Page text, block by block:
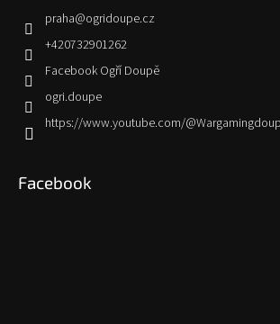
praha@ogridoupe.cz
+420732901262
Facebook Ogří Doupě
ogri.doupe
https://www.youtube.com/
Facebook